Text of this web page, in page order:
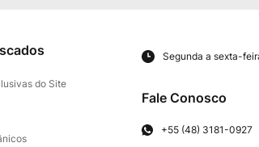
do Site
Segunda a sexta-
Fale Conosco
+55 (48) 3181-0927